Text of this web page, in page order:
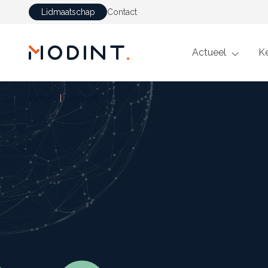
GA NAAR DE INHOUD
Lidmaatschap Contact
Actueel
Home